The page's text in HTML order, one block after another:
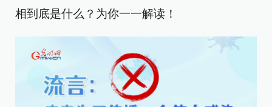
相到底是什么？为你一一解读！